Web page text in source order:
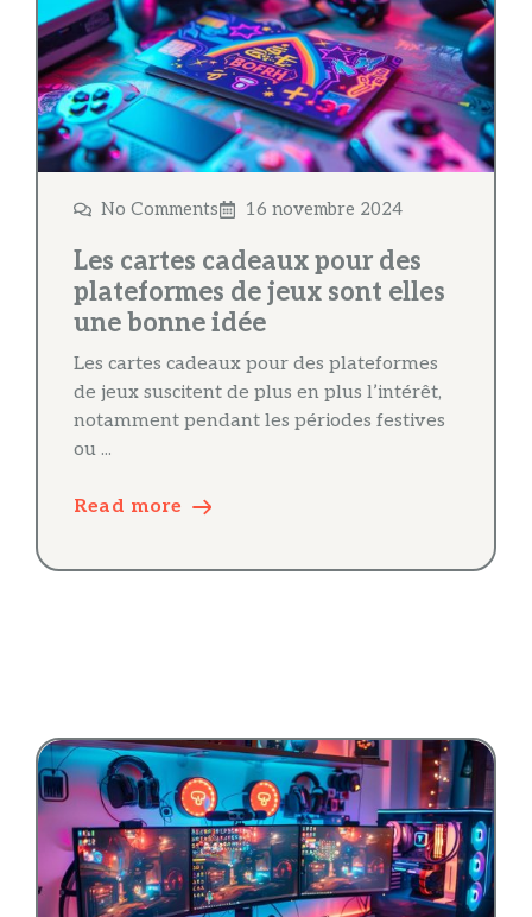
No Comments 16 novembre 2024
Les cartes cadeaux pour des
plateformes de jeux sont elles
une bonne idée
Les cartes cadeaux pour des plateformes
de jeux suscitent de plus en plus l’intérêt,
notamment pendant les périodes festives
ou ...
Read more